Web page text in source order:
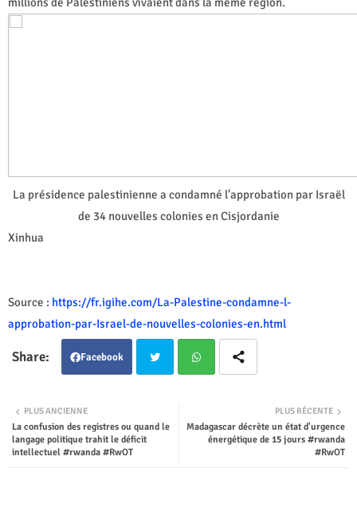
La présidence palestinienne a condamné l'approbation par Israël
de 34 nouvelles colonies en Cisjordanie
Xinhua
Source : https://fr.igihe.com/La-Palestine-condamne-l-
approbation-par-Israel-de-nouvelles-colonies-en.html
Facebook
ter tsap
PLUS RÉCENTE
Madagascar décrète un état d'urgence
énergétique de 15 jours #rwanda
#RwOT
PLUS ANCIENNE
La confusion des registres ou quand le
langage politique trahit le déficit
intellectuel #rwanda #RwOT